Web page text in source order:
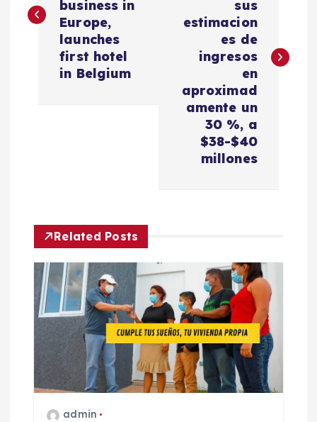
v
ó
n
d
e
e
n
business in
Europe,
launches
first hotel
in Belgium
sus
estimacion
es de
ingresos
en
aproximad
amente un
30 %, a
$38-$40
millones
Related Posts
admin